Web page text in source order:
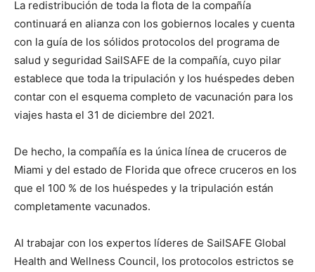
La redistribución de toda la flota de la compañía
continuará en alianza con los gobiernos locales y cuenta
con la guía de los sólidos protocolos del programa de
salud y seguridad SailSAFE de la compañía, cuyo pilar
establece que toda la tripulación y los huéspedes deben
contar con el esquema completo de vacunación para los
viajes hasta el 31 de diciembre del 2021.
De hecho, la compañía es la única línea de cruceros de
Miami y del estado de Florida que ofrece cruceros en los
que el 100 % de los huéspedes y la tripulación están
completamente vacunados.
Al trabajar con los expertos líderes de SailSAFE Global
Health and Wellness Council, los protocolos estrictos se